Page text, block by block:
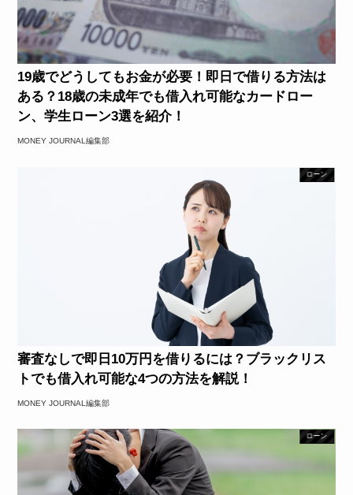
19歳でどうしてもお金が必要！即日で借りる方法は
ある？18歳の未成年でも借入れ可能なカードロー
ン、学生ローン3選を紹介！
MONEY JOURNAL編集部
ローン
審査なしで即日10万円を借りるには？ブラックリス
トでも借入れ可能な4つの方法を解説！
MONEY JOURNAL編集部
ローン